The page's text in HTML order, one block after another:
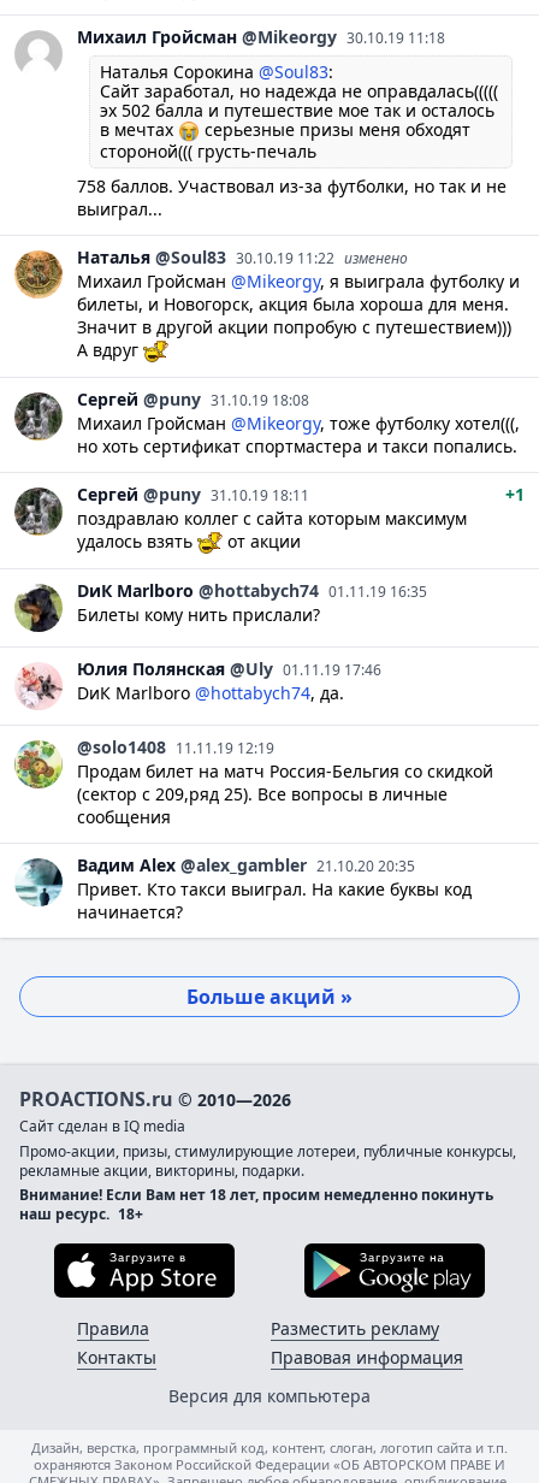
Михаил Гройсман @Mikeorgy 30.10.19 11:18
Наталья Сорокина @Soul83:
Сайт заработал, но надежда не оправдалась(((((
эх 502 балла и путешествие мое так и осталось
в мечтах
серьезные призы меня обходят
стороной((( грусть-печаль
758 баллов. Участвовал из-за футболки, но так и не
выиграл...
Наталья @Soul83 30.10.19 11:22 изменено
Михаил Гройсман @Mikeorgy, я выиграла футболку и
билеты, и Новогорск, акция была хороша для меня.
Значит в другой акции попробую с путешествием)))
А вдруг
Сергей @puny 31.10.19 18:08
Михаил Гройсман @Mikeorgy, тоже футболку хотел(((,
но хоть сертификат спортмастера и такси попались.
Сергей @puny 31.10.19 18:11
+1
поздравлаю коллег с сайта которым максимум
удалось взять
от акции
DиК Marlboro @hottabych74 01.11.19 16:35
Билеты кому нить прислали?
Юлия Полянская @Uly 01.11.19 17:46
DиК Marlboro @hottabych74, да.
@solo1408 11.11.19 12:19
Продам билет на матч Россия-Бельгия со скидкой
(сектор с 209,ряд 25). Все вопросы в личные
сообщения
Вадим Alex @alex_gambler 21.10.20 20:35
Привет. Кто такси выиграл. На какие буквы код
начинается?
Больше акций »
PROACTIONS.ru © 2010—2026
Сайт сделан в IQ media
Промо-акции, призы, стимулирующие лотереи, публичные конкурсы,
рекламные акции, викторины, подарки.
Внимание! Если Вам нет 18 лет, просим немедленно покинуть
наш ресурс. 18+
Загрузите в App Store
Правила
Контакты
Разместить рекламу
Правовая информация
Версия для компьютера
Дизайн, верстка, программный код, контент, слоган, логотип сайта и т.п.
охраняются Законом Российской Федерации «ОБ АВТОРСКОМ ПРАВЕ И